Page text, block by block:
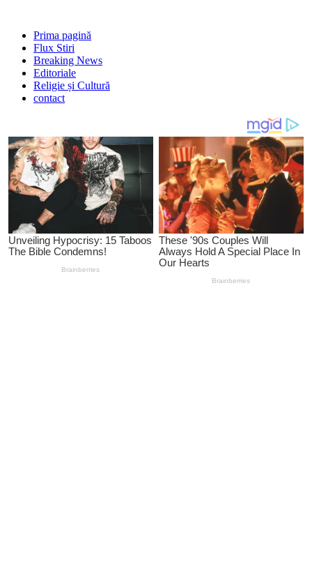
Prima pagină
Flux Stiri
Breaking News
Editoriale
Religie și Cultură
contact